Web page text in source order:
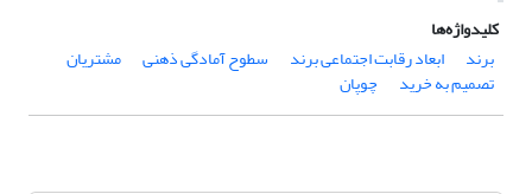
کلیدواژه‌ها
برند
ابعاد رقابت اجتماعی برند سطوح آمادگی ذهنی مشتریان
تصمیم به خرید چوپان